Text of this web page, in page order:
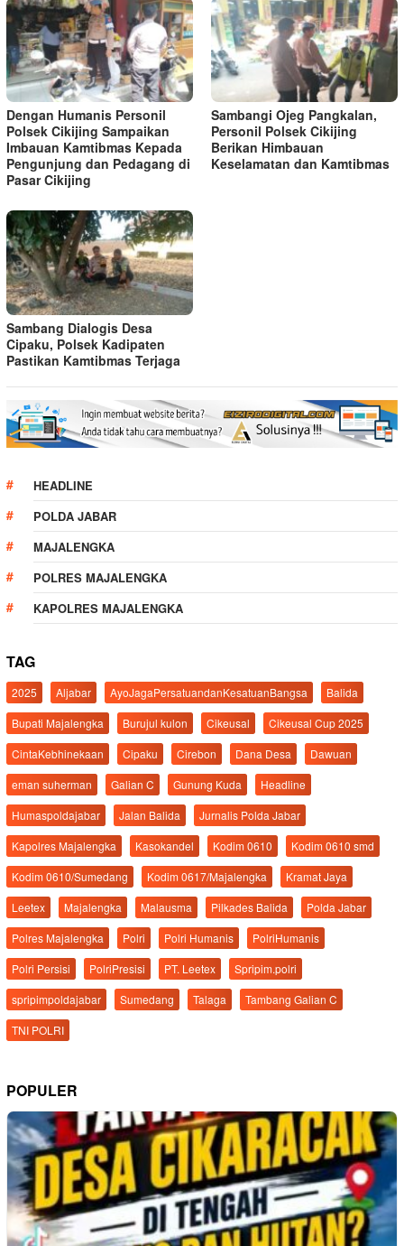
Dengan Humanis Personil
Polsek Cikijing Sampaikan
Imbauan Kamtibmas Kepada
Pengunjung dan Pedagang di
Pasar Cikijing
Sambangi Ojeg Pangkalan,
Personil Polsek Cikijing
Berikan Himbauan
Keselamatan dan Kamtibmas
Sambang Dialogis Desa
Cipaku, Polsek Kadipaten
Pastikan Kamtibmas Terjaga
HEADLINE
POLDA JABAR
MAJALENGKA
POLRES MAJALENGKA
KAPOLRES MAJALENGKA
TAG
2025 Aljabar AyoJagaPersatuandanKesatuanBangsa
Balida
Bupati Majalengka
Burujul kulon Cikeusal
Cikeusal Cup 2025
CintaKebhinekaan
Cipaku Cirebon Dana Desa
Dawuan
eman suherman
Galian C Gunung Kuda
Headline
Humaspoldajabar
Jalan Balida
Jurnalis Polda Jabar
Kapolres Majalengka
Kasokandel Kodim 0610
Kodim 0610 smd
Kodim 0610/Sumedang
Kodim 0617/Majalengka
Kramat Jaya
Leetex
Majalengka Malausma Pilkades Balida
Polda Jabar
Polres Majalengka
Polri Polri Humanis
PolriHumanis
Polri Persisi
PolriPresisi PT. Leetex
Spripim.polri
spripimpoldajabar
Sumedang Talaga
Tambang Galian C
TNI POLRI
POPULER